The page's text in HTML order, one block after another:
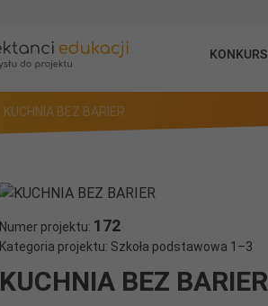
KONKURS
KUCHNIA BEZ BARIER
Numer projektu: 172
Kategoria projektu: Szkoła podstawowa 1–3
KUCHNIA BEZ BARIER